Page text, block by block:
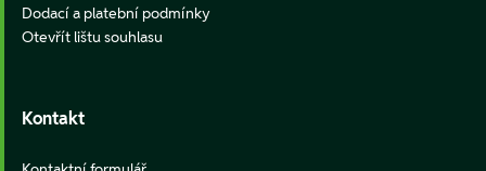
Dodací a platební podmínky
Otevřít lištu souhlasu
Kontakt